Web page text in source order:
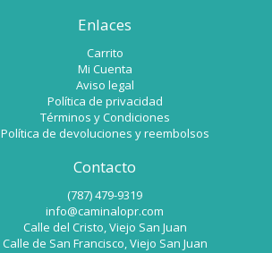
Enlaces
Carrito
Mi Cuenta
Aviso legal
Política de privacidad
Términos y Condiciones
Política de devoluciones y reembolsos
Contacto
(787) 479-9319
info@caminalopr.com
Calle del Cristo, Viejo San Juan
Calle de San Francisco, Viejo San Juan